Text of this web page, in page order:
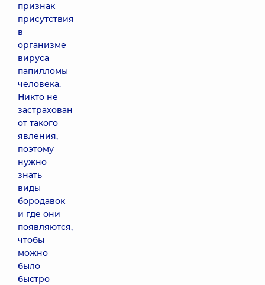
признак
присутствия
в
организме
вируса
папилломы
человека.
Никто не
застрахован
от такого
явления,
поэтому
нужно
знать
виды
бородавок
и где они
появляются,
чтобы
можно
было
быстро